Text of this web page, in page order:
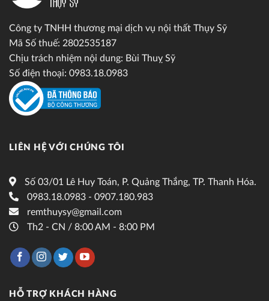
Công ty TNHH thương mại dịch vụ nội thất Thụy Sỹ
Mã Số thuế: 2802535187
Chịu trách nhiệm nội dung: Bùi Thuỵ Sỹ
Số điện thoại: 0983.18.0983
LIÊN HỆ VỚI CHÚNG TÔI
Số 03/01 Lê Huy Toán, P. Quảng Thắng, TP. Thanh Hóa.
0983.18.0983 - 0907.180.983
remthuysy@gmail.com
Th2 - CN / 8:00 AM - 8:00 PM
HỖ TRỢ KHÁCH HÀNG